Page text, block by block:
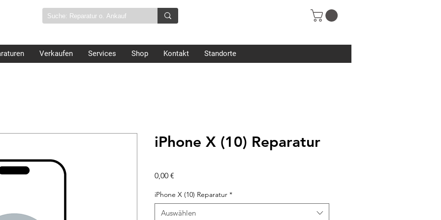
Verkaufen Services Shop Kontakt Standorte
iPhone X (10) Reparatur
0,00 €
iPhone X (10) Reparatur *
Auswählen